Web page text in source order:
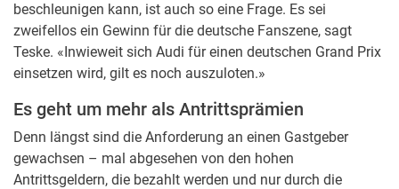
beschleunigen kann, ist auch so eine Frage. Es sei
zweifellos ein Gewinn für die deutsche Fanszene, sagt
Teske. «Inwieweit sich Audi für einen deutschen Grand Prix
einsetzen wird, gilt es noch auszuloten.»
Es geht um mehr als Antrittsprämien
Denn längst sind die Anforderung an einen Gastgeber
gewachsen – mal abgesehen von den hohen
Antrittsgeldern, die bezahlt werden und nur durch die